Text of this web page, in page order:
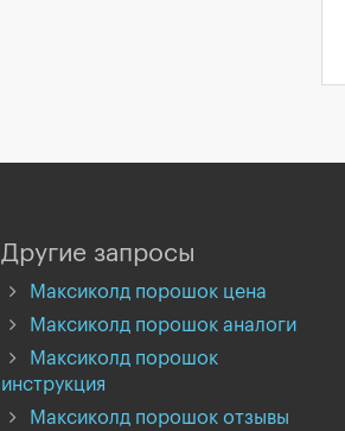
Другие запросы
Максиколд порошок цена
Максиколд порошок аналоги
Максиколд порошок
инструкция
Максиколд порошок отзывы